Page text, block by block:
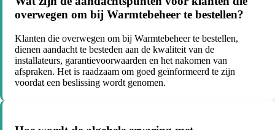
overwegen om bij Warmtebeheer te bestellen?
Klanten die overwegen om bij Warmtebeheer te bestellen,
dienen aandacht te besteden aan de kwaliteit van de
installateurs, garantievoorwaarden en het nakomen van
afspraken. Het is raadzaam om goed geïnformeerd te zijn
voordat een beslissing wordt genomen.